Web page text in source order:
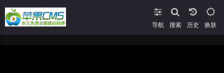
导航 搜索 换肤